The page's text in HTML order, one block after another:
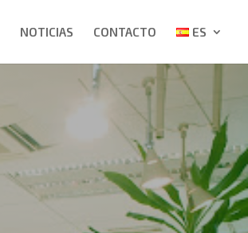
NOTICIAS CONTACTO ES